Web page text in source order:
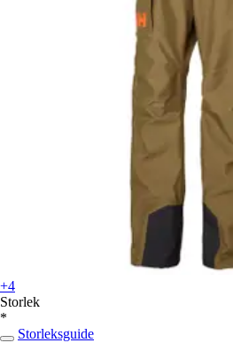
+4
Storlek
*
Storleksguide